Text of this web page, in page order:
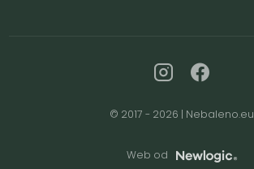
© 2017 - 2026 | Nebaleno.eu
Web od